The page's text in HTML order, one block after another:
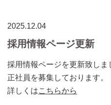
2025.12.04
採用情報ページ更新
採用情報ページを更新致しま
正社員を募集しております。
詳しくはこちらから